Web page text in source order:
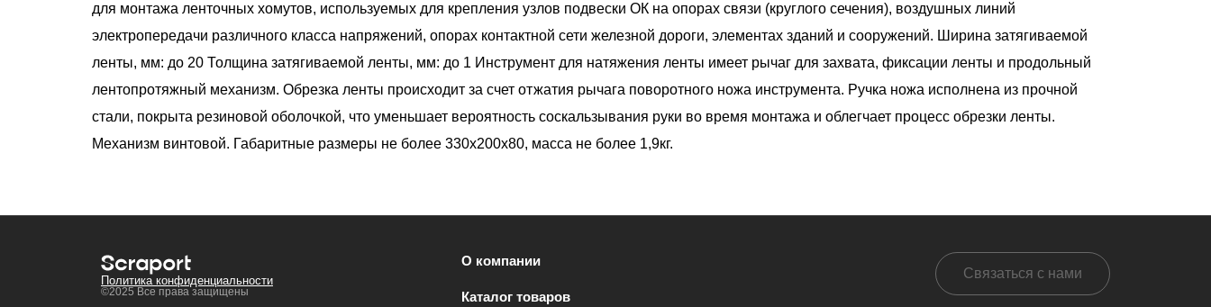
для монтажа ленточных хомутов, используемых для крепления узлов подвески ОК на опорах связи (круглого сечения), воздушных линий
электропередачи различного класса напряжений, опорах контактной сети железной дороги, элементах зданий и сооружений. Ширина затягиваемой
ленты, мм: до 20 Толщина затягиваемой ленты, мм: до 1 Инструмент для натяжения ленты имеет рычаг для захвата, фиксации ленты и продольный
лентопротяжный механизм. Обрезка ленты происходит за счет отжатия рычага поворотного ножа инструмента. Ручка ножа исполнена из прочной
стали, покрыта резиновой оболочкой, что уменьшает вероятность соскальзывания руки во время монтажа и облегчает процесс обрезки ленты.
Механизм винтовой. Габаритные размеры не более 330х200х80, масса не более 1,9кг.
Политика конфиденциальности
©2025 Все права защищены
О компании
Каталог товаров
Связаться с нами